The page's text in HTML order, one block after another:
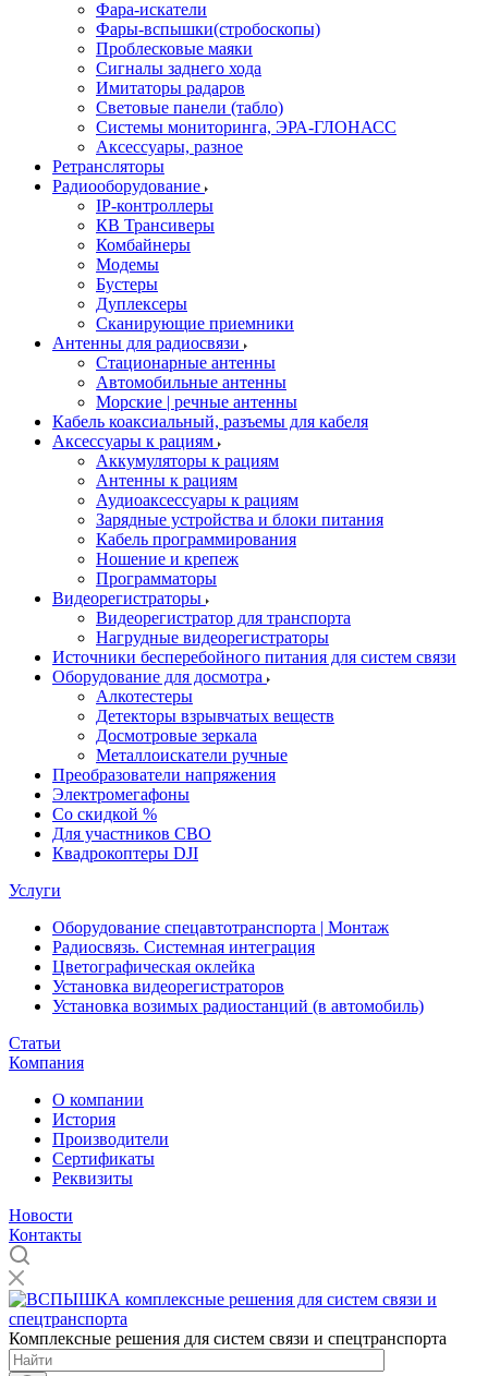
Фара-искатели
Фары-вспышки(стробоскопы)
Проблесковые маяки
Сигналы заднего хода
Имитаторы радаров
Световые панели (табло)
Системы мониторинга, ЭРА-ГЛОНАСС
Аксессуары, разное
Ретрансляторы
Радиооборудование
IP-контроллеры
КВ Трансиверы
Комбайнеры
Модемы
Бустеры
Дуплексеры
Сканирующие приемники
Антенны для радиосвязи
Стационарные антенны
Автомобильные антенны
Морские | речные антенны
Кабель коаксиальный, разъемы для кабеля
Аксессуары к рациям
Аккумуляторы к рациям
Антенны к рациям
Аудиоаксессуары к рациям
Зарядные устройства и блоки питания
Кабель программирования
Ношение и крепеж
Программаторы
Видеорегистраторы
Видеорегистратор для транспорта
Нагрудные видеорегистраторы
Источники бесперебойного питания для систем связи
Оборудование для досмотра
Алкотестеры
Детекторы взрывчатых веществ
Досмотровые зеркала
Металлоискатели ручные
Преобразователи напряжения
Электромегафоны
Со скидкой %
Для участников СВО
Квадрокоптеры DJI
Услуги
Оборудование спецавтотранспорта | Монтаж
Радиосвязь. Системная интеграция
Цветографическая оклейка
Установка видеорегистраторов
Установка возимых радиостанций (в автомобиль)
Статьи
Компания
О компании
История
Производители
Сертификаты
Реквизиты
Новости
Контакты
Комплексные решения для систем связи и спецтранспорта